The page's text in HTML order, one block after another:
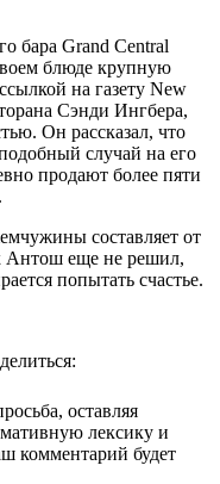
бара Grand Central
блюде крупную
на газету New
Сэнди Ингбера,
Он рассказал, что
случай на его
продают более пяти
составляет от
Антош еще не решил,
попытать счастье.
оставляя
лексику и
комментарий будет